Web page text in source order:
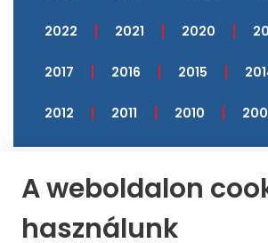
2022 2021 2020
2017 2016 2015
2012 2011 2010
A weboldalon
használunk